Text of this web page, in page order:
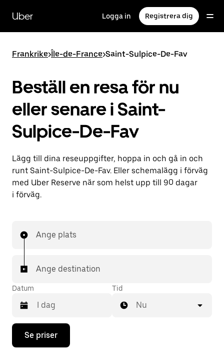
huvudinnehållet
Uber Logga in Registrera dig
Frankrike>Île-de-France>Saint-Sulpice-De-Fav
Beställ en resa för nu
eller senare i Saint-
Sulpice-De-Fav
Lägg till dina reseuppgifter, hoppa in och gå in och
runt Saint-Sulpice-De-Fav. Eller schemalägg i förväg
med Uber Reserve när som helst upp till 90 dagar
i förväg.
Ange plats
Ange destination
Datum
Tryck
nedåtpilen
Tid
Nu
Se priser